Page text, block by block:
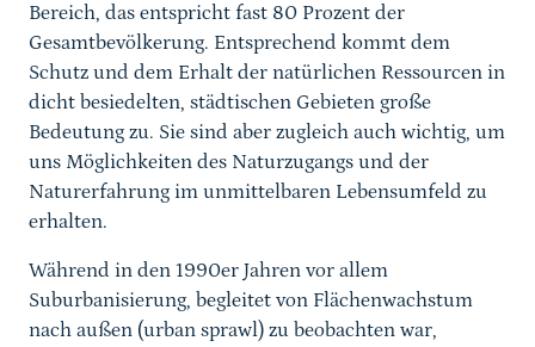
Bereich, das entspricht fast 80 Prozent der
Gesamtbevölkerung. Entsprechend kommt dem
Schutz und dem Erhalt der natürlichen Ressourcen in
dicht besiedelten, städtischen Gebieten große
Bedeutung zu. Sie sind aber zugleich auch wichtig, um
uns Möglichkeiten des Naturzugangs und der
Naturerfahrung im unmittelbaren Lebensumfeld zu
erhalten.
Während in den 1990er Jahren vor allem
Suburbanisierung, begleitet von Flächenwachstum
nach außen (urban sprawl) zu beobachten war,